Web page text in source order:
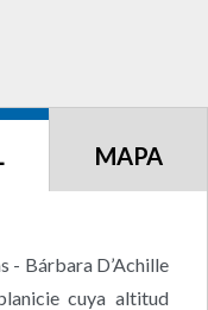
MAPA
- Bárbara D’Achille
cuya altitud